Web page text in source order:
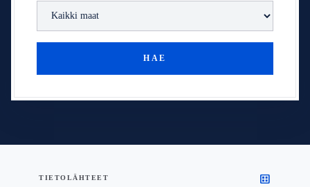
HAE
TIETOLÄHTEET dataset